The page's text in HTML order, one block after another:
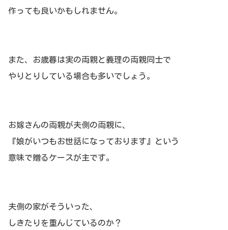
作っても良いかもしれません。
また、お歳暮は実の両親と義理の両親同士で
やりとりしている場合も多いでしょう。
お嫁さんの両親が夫側の両親に、
『娘がいつもお世話になっております』という
意味で贈るケースが主です。
夫側の家がそういった、
しきたりを重んじているのか？